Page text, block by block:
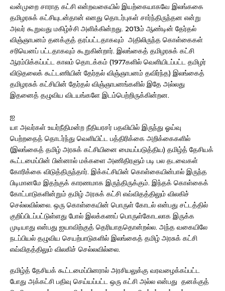
வன்முறை சாராத கட்சி என்றவகையில் இயற்கையாகவே இலங்ககை
தமிழரசுக் கட்சியுடன்தான் எனது தொடர்புகள் சார்ந்திருந்தன என்று
அவர் கூறுவது மகிழ்ச்சி அளிக்கின்றது. 2013ம் ஆண்டின் தேர்தல்
விஞ்ஞாபனம் தனக்குத் தரப்பட்டதாகவும் அதிலிருந்த கொள்கைகள்
சரியெனப் பட்டதாகவும் கூறுகின்றார். இலங்கைத் தமிழரசுக் கட்சி
ஆரம்பிக்கப்பட்ட காலம் தொடக்கம் (1977களில் வெளியிடப்பட்ட தமிழர்
விடுதலைக் கூட்டணியின் தேர்தல் விஞ்ஞாபனம் தவிர்ந்த) இலங்கைத்
தமிழரசுக் கட்சியின் தேர்தல் விஞ்ஞாபனங்களில் இதே அல்லது
இதனைத் தழுவிய விடயங்களே இடம்பெற்றிருக்கின்றன.
ஐ
யா அவர்கள் உயர்நீதிமன்ற நீதியரசர் பதவியில் இருந்து ஓய்வு
பெற்றதைத் தொடர்ந்து வெளியிட்ட பத்திரிக்கை அறிக்கைகளில்
(இலங்கைத் தமிழ் அரசுக் கட்சியினை மையப்படுத்திய) தமிழ்த் தேசியக்
கூட்டமைப்பின் பின்னால் மக்களை அணிதிரளும் படி பல தடவைகள்
கோரிக்கை விடுத்திருந்தார். இக்கட்சியின் கொள்கையின்பால் இருந்த
பிடிமானமே இதற்குக் காரணமாக இருந்திருக்கும். இந்தக் கொள்கைக்
கோட்பாடுகளின்றும் தமிழ் அரசுக் கட்சி எவ்விதத்திலும் விலகிச்
செல்லவில்லை. ஒரு கொள்கையின் பொருள் கோடல் என்பது சட்டத்தில்
குறிப்பிடப்பட்டுள்ளது போல் இலக்கணப் பொருள்கோடலாக இருக்க
முடியாது என்பது ஐயாவிற்குத் தெரியாததொன்றல்ல. அந்த வகையிலே
நடப்பியல் தழுவிய செயற்பாடுகளில் இலங்கைத் தமிழ் அரசுக் கட்சி
எவ்விதத்திலும் விலகிச் செல்லவில்லை.
தமிழ்த் தேசியக் கூட்டமைப்பினரால் அரசியலுக்கு வரவழைக்கப்பட்ட
போது அக்கட்சி பதிவு செய்யப்பட்ட ஒரு கட்சி அல்ல என்பது தனக்குத்